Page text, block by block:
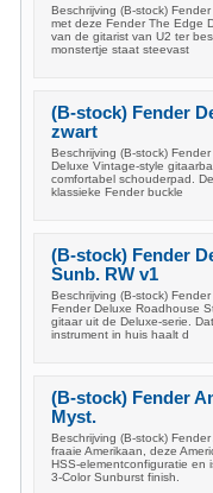
Beschrijving (B-stock)
met deze Fender The Edge
van de gitarist van U2 ter
monstertje staat steevast
(B-stock) Fender
zwart
Beschrijving (B-stock)
Deluxe Vintage-style
comfortabel schouderpad.
klassieke Fender buckle
(B-stock) Fender
Sunb. RW v1
Beschrijving (B-stock)
Fender Deluxe Roadhouse
gitaar uit de Deluxe-serie.
instrument in huis haalt d
(B-stock) Fender
Myst.
Beschrijving (B-stock)
fraaie Amerikaan, deze
HSS-elementconfiguratie en
3-Color Sunburst finish.